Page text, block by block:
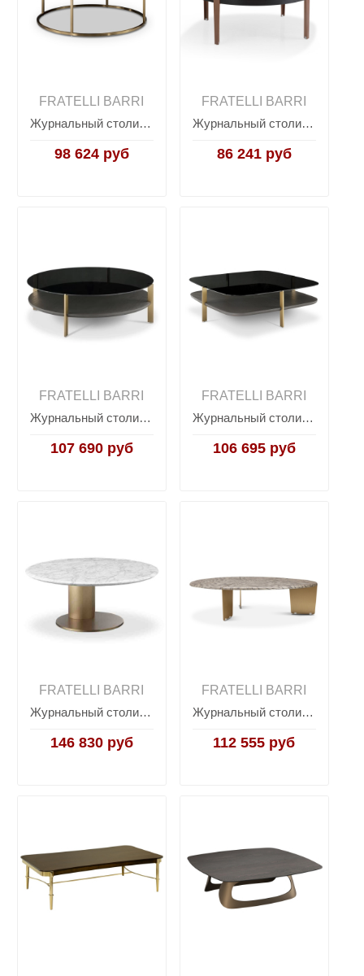
FRATELLI BARRI
Журнальный столик COMPLEMENTI, FRATELLI BARRI
98 624 руб
FRATELLI BARRI
Журнальный столик COMPLEMENTI, FRATELLI BARRI
86 241 руб
FRATELLI BARRI
Журнальный столик COMPLEMENTI, FRATELLI BARRI
107 690 руб
FRATELLI BARRI
Журнальный столик COMPLEMENTI, FRATELLI BARRI
106 695 руб
FRATELLI BARRI
Журнальный столик COMPLEMENTI, FRATELLI BARRI
146 830 руб
FRATELLI BARRI
Журнальный столик COMPLEMENTI, FRATELLI BARRI
112 555 руб